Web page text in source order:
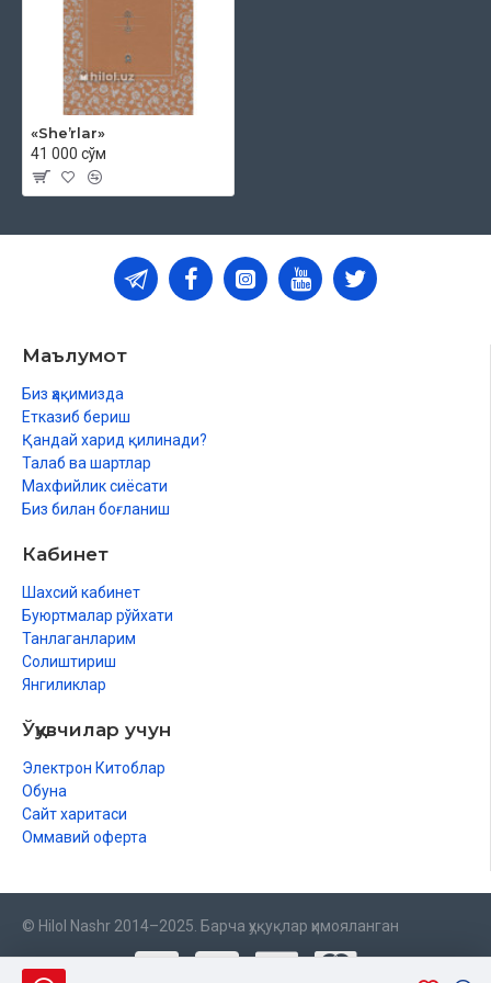
Kleopatra uyqusi
Kel beri
Tarixdan
Kuz
Buzilgan oʻlkaga
Yongʻin
Ulugʻ yoʻlovchiga
Yashayish
Yana qor
Yotoqdan
Qizarish
Ogʻriganda
Shu kunda
Qish kechalarida
Oʻtli suv
Sevgi va saltanat
Sendan yiroqda
Vijdon erki
Koʻklam qaygʻusi
«Sheʼrlar»
41 000 сўм
Маълумот
Биз ҳақимизда
Етказиб бериш
Қандай харид қилинади?
Талаб ва шартлар
Махфийлик сиёсати
Биз билан боғланиш
Кабинет
Шахсий кабинет
Буюртмалар рўйхати
Танлаганларим
Солиштириш
Янгиликлар
Ўқувчилар учун
Электрон Китоблар
Обуна
Сайт харитаси
Оммавий оферта
© Hilol Nashr 2014–2025. Барча ҳуқуқлар ҳимояланган